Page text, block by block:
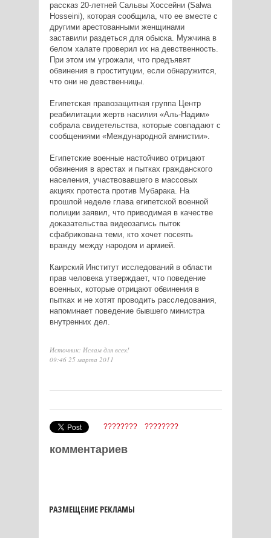
рассказ 20-летней Сальвы Хоссейни (Salwa
Hosseini), которая сообщила, что ее вместе с
другими арестованными женщинами
заставили раздеться для обыска. Мужчина в
белом халате проверил их на девственность.
При этом им угрожали, что предъявят
обвинения в проституции, если обнаружится,
что они не девственницы.
Египетская правозащитная группа Центр
реабилитации жертв насилия «Аль-Надим»
собрала свидетельства, которые совпадают с
сообщениями «Международной амнистии».
Египетские военные настойчиво отрицают
обвинения в арестах и пытках гражданского
населения, участвовавшего в массовых
акциях протеста против Мубарака. На
прошлой неделе глава египетской военной
полиции заявил, что приводимая в качестве
доказательства видеозапись пыток
сфабрикована теми, кто хочет посеять
вражду между народом и армией.
Каирский Институт исследований в области
прав человека утверждает, что поведение
военных, которые отрицают обвинения в
пытках и не хотят проводить расследования,
напоминает поведение бывшего министра
внутренних дел.
Источник: Ислам для всех!
09:46 25 марта 2011
???????? ????????
комментариев
РАЗМЕЩЕНИЕ РЕКЛАМЫ